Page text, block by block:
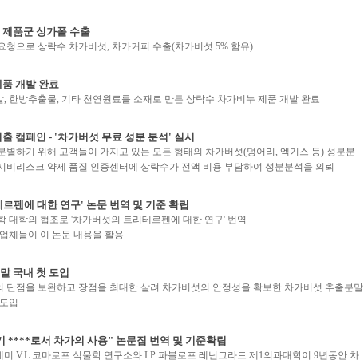
품군 싱가폴 수출
청으로 상락수 차가버섯, 차가커피 수출(차가버섯 5% 함유)
개발 완료
, 한방추출물, 기타 천연원료를 소재로 만든 상락수 차가비누 제품 개발 완료
캠페인 - '차가버섯 무료 성분 분석' 실시
별하기 위해 고객들이 가지고 있는 모든 형태의 차가버섯(덩어리, 엑기스 등) 성분분
비리스크 약제 품질 인증센터에 상락수가 전액 비용 부담하여 성분분석을 의뢰
펜에 대한 연구' 논문 번역 및 기준 확립
대학의 협조로 '차가버섯의 트리테르펜에 대한 연구' 번역
체들이 이 논문 내용을 활용
국내 첫 도입
단점을 보완하고 장점을 최대한 살려 차가버섯의 안정성을 확보한 차가버섯 추출분말
입
****로서 차가의 사용" 논문집 번역 및 기준확립
미 V.L 코마로프 식물학 연구소와 I.P 파블로프 레닌그라드 제1의과대학이 9년동안 차